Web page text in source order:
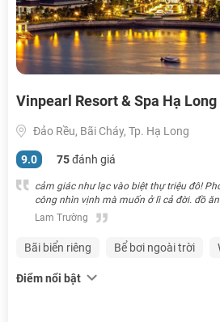
Vinpearl Resort & Spa Hạ Long
Đảo Rều, Bãi Cháy, Tp. Hạ Long
9.0 75đánh giá
cảm giác như lạc vào biệt thự triệu đô!
công nhìn vịnh mà muốn ở lì cả đời. đồ
biết nên ăn hay ngủ tiếp nữa í. Ta nói nó
Lam Trường
Bãi biển riêng Bể bơi ngoài trời
Điểm nổi bật